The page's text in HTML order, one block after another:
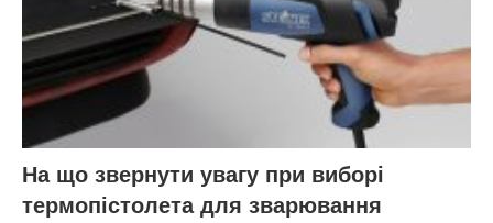
На що звернути увагу при виборі
термопістолета для зварювання